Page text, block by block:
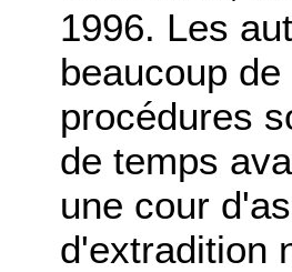
1996. Les
beaucoup
procédures
de temps
une cour
d'extradition